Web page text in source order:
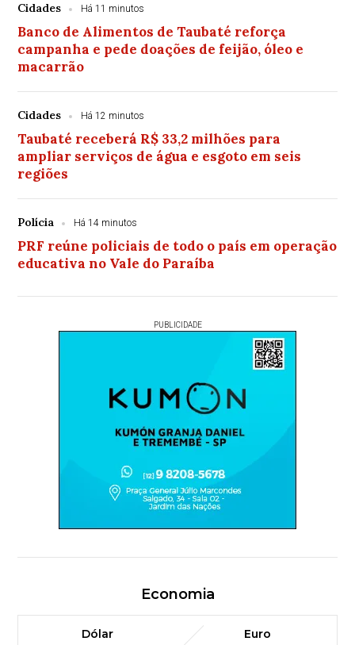
Cidades Há 11 minutos
Banco de Alimentos de Taubaté reforça
campanha e pede doações de feijão, óleo e
macarrão
Cidades Há 12 minutos
Taubaté receberá R$ 33,2 milhões para
ampliar serviços de água e esgoto em seis
regiões
Polícia Há 14 minutos
PRF reúne policiais de todo o país em operação
educativa no Vale do Paraíba
PUBLICIDADE
Economia
Dólar Euro